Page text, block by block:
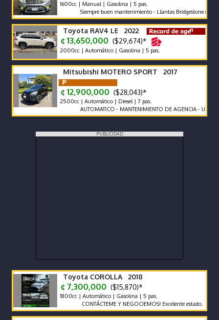
1600cc | Manual | Gasolina | 5 pas.
Siempre buen mantenimiento - Llantas Bridgestone como
Toyota RAV4 LE 2022
¢ 13,650,000 ($29,674)*
2000cc | Automático | Gasolina | 5 pas.
Mitsubishi MOTERO SPORT 2017
¢ 12,900,000 ($28,043)*
2500cc | Automático | Diesel | 7 pas.
AUTOMATICO - MANTENIMIENTO DE AGENCIA - UNICO
PUBLICIDAD
Toyota COROLLA 2018
¢ 7,300,000 ($15,870)*
1800cc | Automático | Gasolina | 5 pas.
CONTÁCTEME Y NEGOCIEMOS! Excelente estado.